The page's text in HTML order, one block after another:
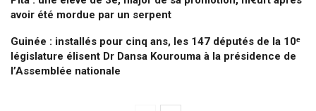
avoir été mordue par un serpent
Guinée : installés pour cinq ans, les 147 députés de la 10ᵉ
législature élisent Dr Dansa Kourouma à la présidence de
l’Assemblée nationale